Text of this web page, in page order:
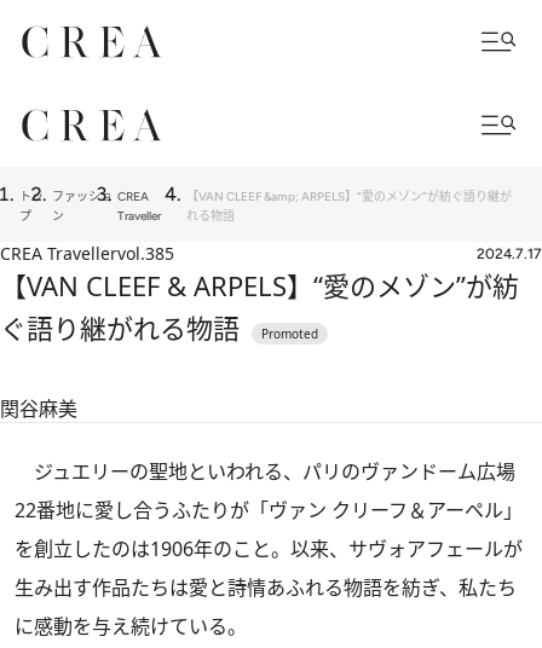
トッ
プ
ファッショ
ン
CREA
Traveller
【VAN CLEEF &amp; ARPELS】“愛のメゾン”が紡ぐ語り継が
れる物語
CREA Travellervol.385 2024.7.17
【VAN CLEEF & ARPELS】“愛のメゾン”が紡
ぐ語り継がれる物語
関谷麻美
ジュエリーの聖地といわれる、パリのヴァンドーム広場
22番地に愛し合うふたりが「ヴァン クリーフ＆アーペル」
を創立したのは1906年のこと。以来、サヴォアフェールが
生み出す作品たちは愛と詩情あふれる物語を紡ぎ、私たち
に感動を与え続けている。